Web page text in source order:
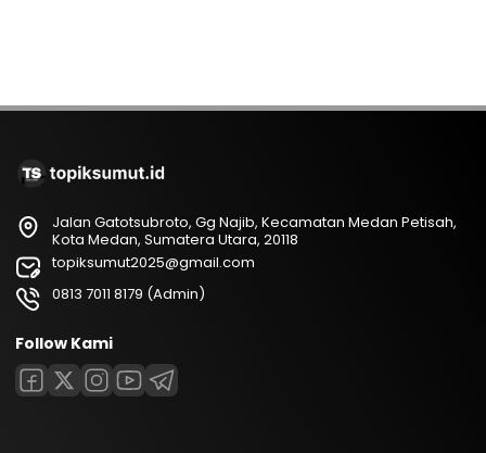
Jalan Gatotsubroto, Gg Najib, Kecamatan Medan Petisah,
Kota Medan, Sumatera Utara, 20118
topiksumut2025@gmail.com
0813 7011 8179 (Admin)
Follow Kami